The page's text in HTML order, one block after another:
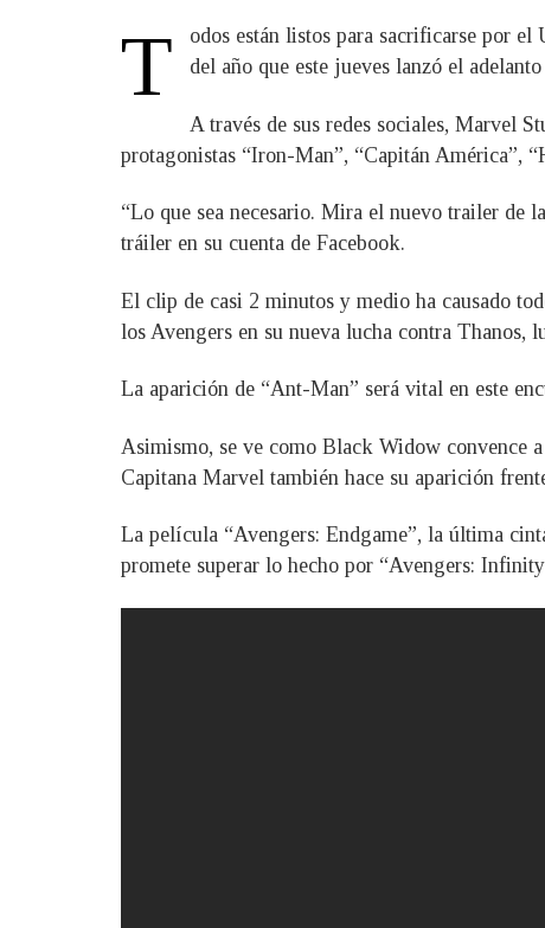
T
odos están listos para sacrificarse por
del año que este jueves lanzó el
A través de sus redes sociales, Marvel
protagonistas “Iron-Man”, “Capitán América”,
“Lo que sea necesario. Mira el nuevo trailer de
tráiler en su cuenta de Facebook.
El clip de casi 2 minutos y medio ha causado
los Avengers en su nueva lucha contra Thanos,
La aparición de “Ant-Man” será vital en este
Asimismo, se ve como Black Widow convence
Capitana Marvel también hace su aparición
La película “Avengers: Endgame”, la última
promete superar lo hecho por “Avengers: